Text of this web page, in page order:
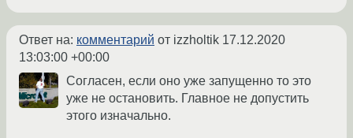
Ответ на: комментарий от izzholtik 17.12.2020
13:03:00 +00:00
Согласен, если оно уже запущенно то это
уже не остановить. Главное не допустить
этого изначально.